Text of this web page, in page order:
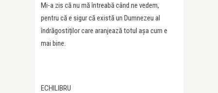
Mi-a zis că nu mă întreabă când ne vedem,
pentru că e sigur că există un Dumnezeu al
îndrăgostiților care aranjează totul așa cum e
mai bine.
ECHILIBRU